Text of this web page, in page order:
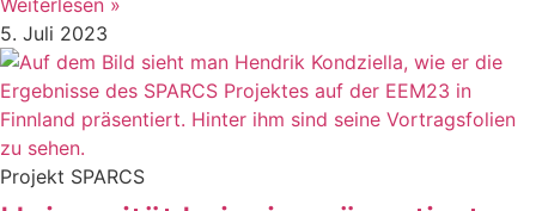
5. Juli 2023
Projekt SPARCS